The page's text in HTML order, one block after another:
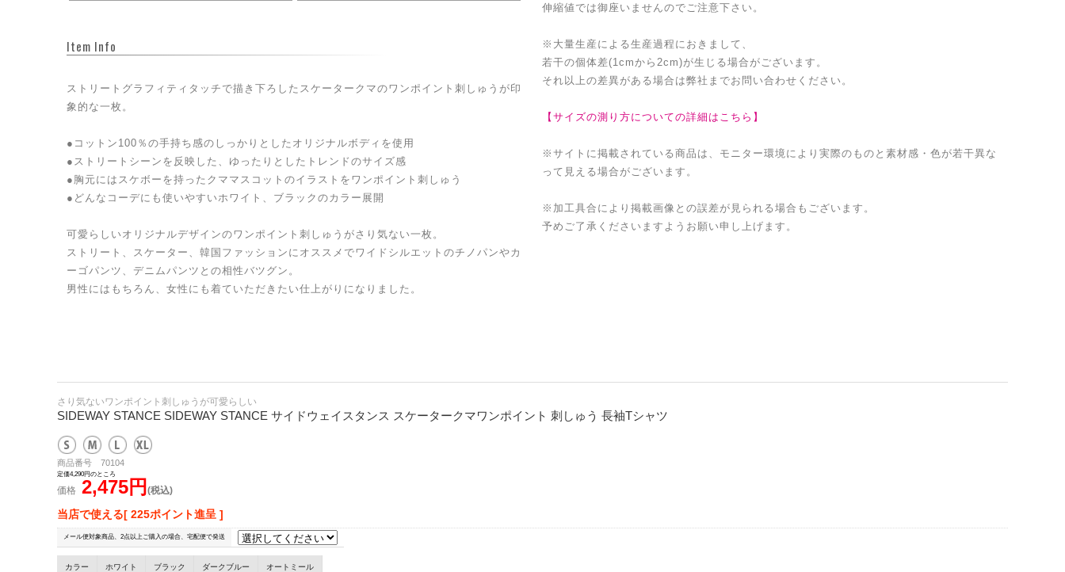
Item Info
ストリートグラフィティタッチで描き下ろしたスケータークマのワンポイント刺しゅうが印
象的な一枚。
●コットン100％の手持ち感のしっかりとしたオリジナルボディを使用
●ストリートシーンを反映した、ゆったりとしたトレンドのサイズ感
●胸元にはスケボーを持ったクママスコットのイラストをワンポイント刺しゅう
●どんなコーデにも使いやすいホワイト、ブラックのカラー展開
可愛らしいオリジナルデザインのワンポイント刺しゅうがさり気ない一枚。
ストリート、スケーター、韓国ファッションにオススメでワイドシルエットのチノパンやカ
ーゴパンツ、デニムパンツとの相性バツグン。
男性にはもちろん、女性にも着ていただきたい仕上がりになりました。
伸縮値では御座いませんのでご注意下さい。
※大量生産による生産過程におきまして、
若干の個体差(1cmから2cm)が生じる場合がございます。
それ以上の差異がある場合は弊社までお問い合わせください。
【サイズの測り方についての詳細はこちら】
※サイトに掲載されている商品は、モニター環境により実際のものと素材感・色が若干異な
って見える場合がございます。
※加工具合により掲載画像との誤差が見られる場合もございます。
予めご了承くださいますようお願い申し上げます。
さり気ないワンポイント刺しゅうが可愛らしい
SIDEWAY STANCE SIDEWAY STANCE サイドウェイスタンス スケータークマワンポイント 刺しゅう 長袖Tシャツ
商品番号 70104
定価4,290円のところ
価格 2,475円 (税込)
当店で使える[ 225ポイント進呈 ]
メール便対象商品、2点以上ご購入の場合、宅配便で発送
カラー ホワイト ブラック ダークブルー オートミール